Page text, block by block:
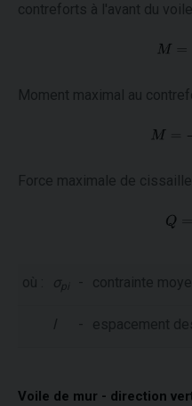
contreforts à l'avant du voile
Moment maximal au
Force maximale de
où : σpi - contrainte
l - espacement
Voile de mur - direction